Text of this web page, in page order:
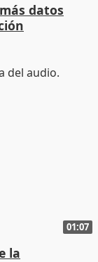
datos
01:07
la